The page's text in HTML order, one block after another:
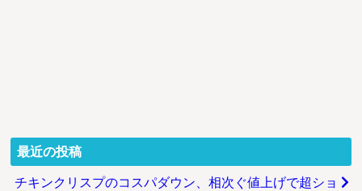
最近の投稿
チキンクリスプのコスパダウン、相次ぐ値上げで超ショ